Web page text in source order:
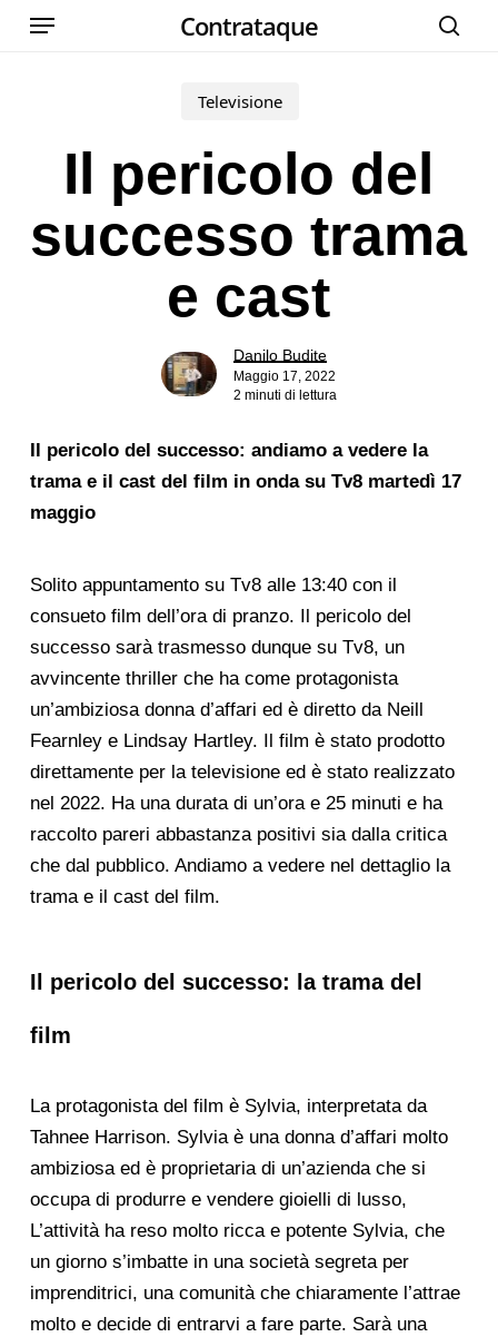
Skip
Contrataque
Menu
Televisione
Il pericolo del
successo trama
e cast
Danilo Budite
Maggio 17, 2022
2 minuti di lettura
Il pericolo del successo: andiamo a vedere la
trama e il cast del film in onda su Tv8 martedì 17
maggio
Solito appuntamento su Tv8 alle 13:40 con il
consueto film dell’ora di pranzo. Il pericolo del
successo sarà trasmesso dunque su Tv8, un
avvincente thriller che ha come protagonista
un’ambiziosa donna d’affari ed è diretto da Neill
Fearnley e Lindsay Hartley. Il film è stato prodotto
direttamente per la televisione ed è stato realizzato
nel 2022. Ha una durata di un’ora e 25 minuti e ha
raccolto pareri abbastanza positivi sia dalla critica
che dal pubblico. Andiamo a vedere nel dettaglio la
trama e il cast del film.
Il pericolo del successo: la trama del
film
La protagonista del film è Sylvia, interpretata da
Tahnee Harrison. Sylvia è una donna d’affari molto
ambiziosa ed è proprietaria di un’azienda che si
occupa di produrre e vendere gioielli di lusso,
L’attività ha reso molto ricca e potente Sylvia, che
un giorno s’imbatte in una società segreta per
imprenditrici, una comunità che chiaramente l’attrae
molto e decide di entrarvi a fare parte. Sarà una